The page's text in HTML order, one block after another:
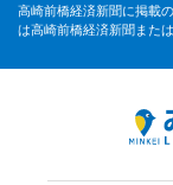
高崎前橋経済新聞に掲載
は高崎前橋経済新聞また